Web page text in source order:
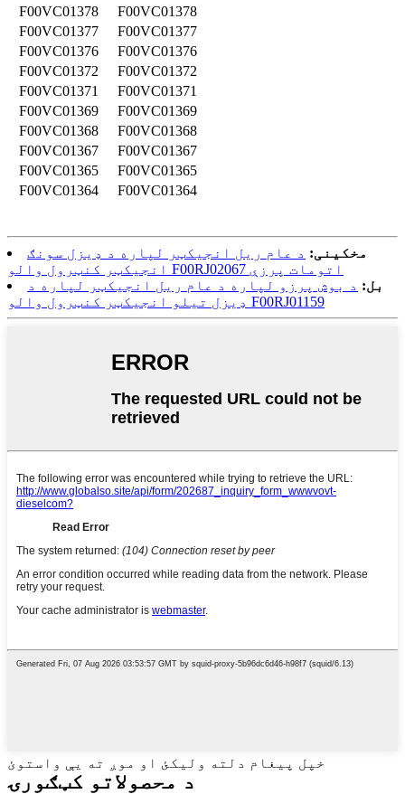
F00VC01378
F00VC01378
F00VC01377
F00VC01377
F00VC01376
F00VC01376
F00VC01372
F00VC01372
F00VC01371
F00VC01371
F00VC01369
F00VC01369
F00VC01368
F00VC01368
F00VC01367
F00VC01367
F00VC01365
F00VC01365
F00VC01364
F00VC01364
مخکینی: د عام ریل انجیکټر لپاره د ډیزل سونګ
انجیکټر کنټرول والو F00RJ02067 اتومات پرزې
بل: د بوش پرزو لپاره د عام ریل انجیکټر لپاره د
ډیزل تیلو انجیکټر کنټرول والو F00RJ01159
خپل پیغام دلته ولیکئ او موږ ته یې واستوئ
د محصولاتو کټګورۍ